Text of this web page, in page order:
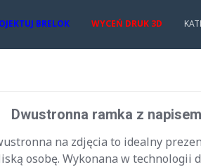
BRELOK WYCEŃ DRUK 3D
Dwustronna ramka z napisem
na zdjęcia to idealny
osobę. Wykonana w technologii